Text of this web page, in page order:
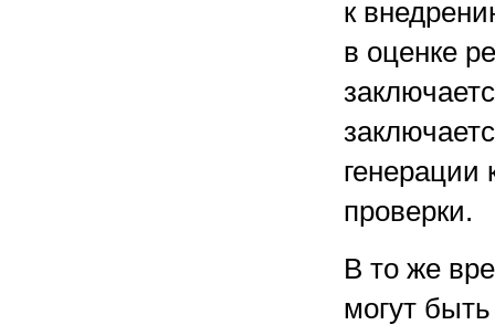
к
в оценке
генерации
проверки.
В то же
могут